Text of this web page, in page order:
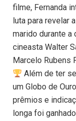
filme, Fernanda
luta para revelar
marido durante a
cineasta Walter
Marcelo Rubens
Além de ter
um Globo de
prêmios e
longa foi